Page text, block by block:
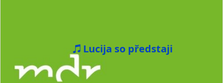
Lucija so předstaji